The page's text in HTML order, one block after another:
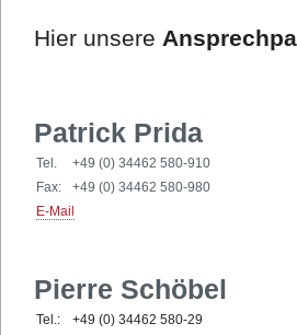
Hier unsere
Patrick Prida
Tel.
+49 (0) 34462 580-910
Fax:
+49 (0) 34462 580-980
E-Mail
Pierre Schöbel
Tel.:
+49 (0) 34462 580-29